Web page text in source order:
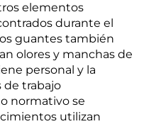
elementos
durante el
guantes también
olores y manchas de
personal y la
de trabajo
normativo se
utilizan